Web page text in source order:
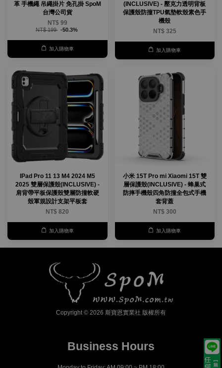
革 手機繩 吊繩掛片 免孔掛 SpoM
台灣公司貨
NT$ 99
NT$ 199 -50.3%
加入購物車
(INCLUSIVE) - 壓克力透明背板
保護殼防撞TPU氣墊軟殼素色手
機殼
NT$ 325
加入購物車
IPad Pro 11 13 M4 2024 M5
2025 雙層保護殼(INCLUSIVE) -
肩背帶平板保護殼雙層防撞軟硬
殼軍規設計支架平板套
NT$ 820
加入購物車
小米 15T Pro mi Xiaomi 15T 雙
層保護殼(INCLUSIVE) - 蜂巢式
防摔手機殼四角防撞全包式手機
套背蓋
NT$ 300
加入購物車
Copyright © 2026 斯寶恩實業社 版權所有
Business Hours